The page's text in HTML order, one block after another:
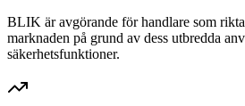
BLIK är avgörande för handlare som
marknaden på grund av dess utbredda
säkerhetsfunktioner.